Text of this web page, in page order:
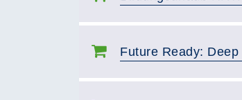
Future Ready: